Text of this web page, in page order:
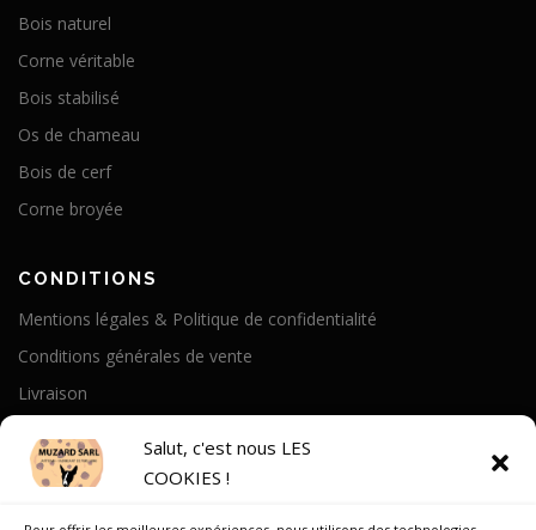
Salut, c'est nous LES
COOKIES !
Bois naturel
Corne véritable
Bois stabilisé
Os de chameau
Bois de cerf
Corne broyée
CONDITIONS
Mentions légales & Politique de confidentialité
Conditions générales de vente
Livraison